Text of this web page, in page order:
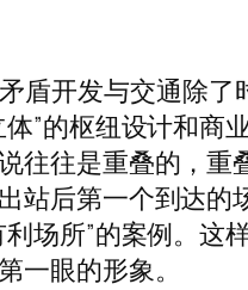
盾开发与交通除
”的枢纽设计和
往往是重叠的，
站后第一个到达
场所”的案例。
一眼的形象。